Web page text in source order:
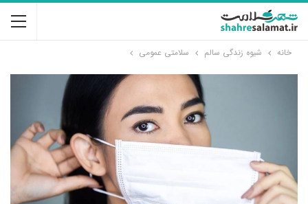
خانه شیوه زندگی سالم سلامتی عمومی